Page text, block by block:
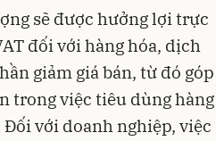
sẽ được hưởng lợi trực
đối với hàng hóa, dịch
giảm giá bán, từ đó góp
trong việc tiêu dùng hàng
với doanh nghiệp, việc